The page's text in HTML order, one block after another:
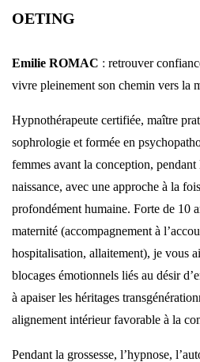
OETING
Emilie ROMAC : retrouver
vivre pleinement son chemin vers la
Hypnothérapeute certifiée, maître
sophrologie et formée en
femmes avant la conception, pendant
naissance, avec une approche à la
profondément humaine. Forte de 10
maternité (accompagnement à
hospitalisation, allaitement), je vous
blocages émotionnels liés au désir
à apaiser les héritages
alignement intérieur favorable à la
Pendant la grossesse, l’hypnose,